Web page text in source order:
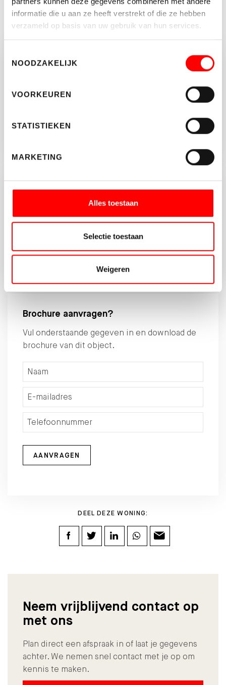
informatie die u aan ze heeft verstrekt of die ze hebben
verzameld op basis van uw gebruik van hun services.
NOODZAKELIJK
VOORKEUREN
STATISTIEKEN
MARKETING
Alles toestaan
Selectie toestaan
Weigeren
Vragen of opmerkingen?
Kanters.
Jouw hypotheekadviseur
Reinier Bruin geeft onafhankelijk
hypotheekadvies.
030-6775800
Brochure aanvragen?
Vul onderstaande gegeven in en download de
brochure van dit object.
AANVRAGEN
DEEL DEZE WONING:
Neem vrijblijvend contact op
met ons
Plan direct een afspraak in of laat je gegevens
achter. We nemen snel contact met je op om
kennis te maken.